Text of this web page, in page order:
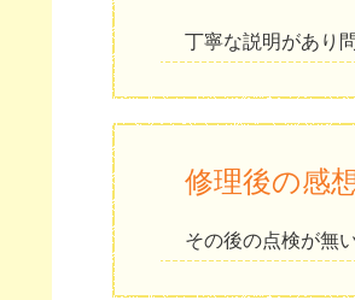
丁寧な説明があり
修理後の感
その後の点検が無